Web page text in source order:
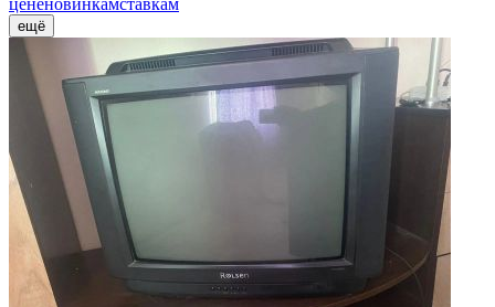
цененовинкамставкам
ещё